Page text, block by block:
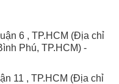
6 , TP.HCM (Địa chỉ
Phú, TP.HCM) -
11 , TP.HCM (Địa chỉ